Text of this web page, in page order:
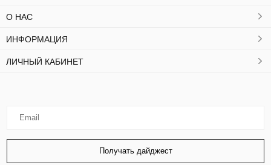
О НАС
ИНФОРМАЦИЯ
ЛИЧНЫЙ КАБИНЕТ